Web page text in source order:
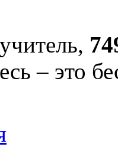
учитель,
– это